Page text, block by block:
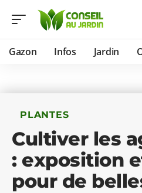
Gazon Infos Jardin
PLANTES
Cultiver les
: exposition
pour de